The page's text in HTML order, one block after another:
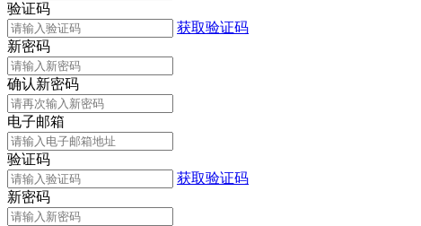
验证码
获取验证码
新密码
确认新密码
电子邮箱
验证码
获取验证码
新密码